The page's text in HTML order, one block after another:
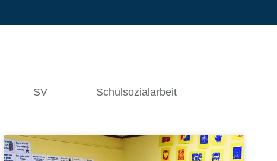
SV Schulsozialarbeit